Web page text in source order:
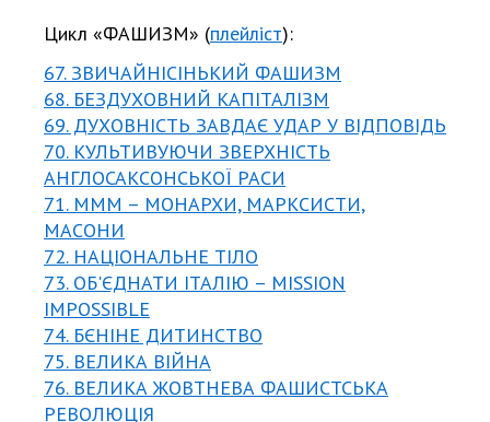
Цикл «ФАШИЗМ» (плейліст):
67. ЗВИЧАЙНІСІНЬКИЙ ФАШИЗМ
68. БЕЗДУХОВНИЙ КАПІТАЛІЗМ
69. ДУХОВНІСТЬ ЗАВДАЄ УДАР У ВІДПОВІДЬ
70. КУЛЬТИВУЮЧИ ЗВЕРХНІСТЬ
АНГЛОСАКСОНСЬКОЇ РАСИ
71. МММ – МОНАРХИ, МАРКСИСТИ,
МАСОНИ
72. НАЦІОНАЛЬНЕ ТІЛО
73. ОБ'ЄДНАТИ ІТАЛІЮ – MISSION
IMPOSSIBLE
74. БЄНІНЕ ДИТИНСТВО
75. ВЕЛИКА ВІЙНА
76. ВЕЛИКА ЖОВТНЕВА ФАШИСТСЬКА
РЕВОЛЮЦІЯ